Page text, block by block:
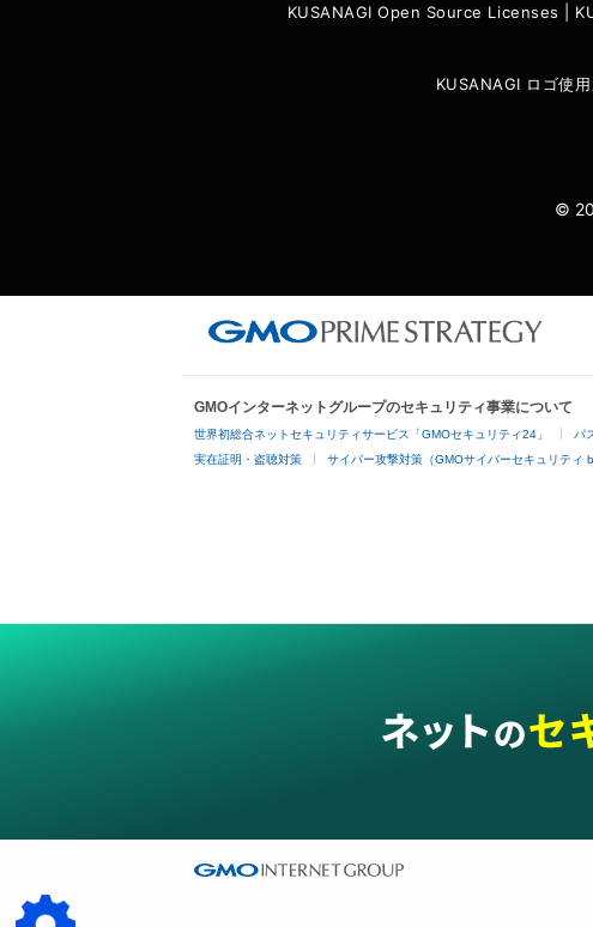
KUSANAGI Open Source Licenses
KUSANAGI ロゴ使
©
GMOインターネットグループのセキュリティ事業について
世界初総合ネットセキュリティサービス「GMOセキュリティ24」 パ
実在証明・盗聴対策 サイバー攻撃対策（GMOサイバーセキュリティ